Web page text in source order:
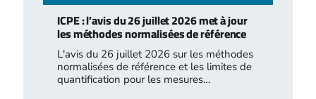
ICPE : l’avis du 26 juillet 2026 met à jour
les méthodes normalisées de référence
L'avis du 26 juillet 2026 sur les méthodes
normalisées de référence et les limites de
quantification pour les mesures…